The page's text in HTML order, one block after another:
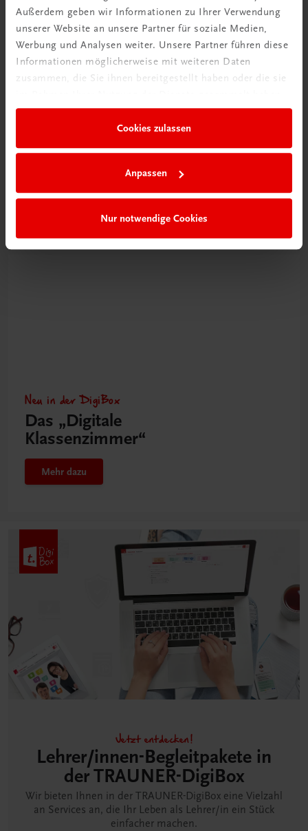
Außerdem geben wir Informationen zu Ihrer Verwendung
unserer Website an unsere Partner für soziale Medien,
Werbung und Analysen weiter. Unsere Partner führen diese
Informationen möglicherweise mit weiteren Daten
zusammen, die Sie ihnen bereitgestellt haben oder die sie
Cookies zulassen
Anpassen
Nur notwendige Cookies
Schon entdeckt?
Ratgeber Schulpraxis
Neu in der DigiBox
Das „Digitale
Klassenzimmer“
Mehr dazu
Jetzt entdecken!
Lehrer/innen-Begleitpakete in
der TRAUNER-DigiBox
Wir bieten Ihnen in der TRAUNER-DigiBox eine Vielzahl
an Services an, die Ihr Leben als Lehrer/in ein Stück
einfacher machen.